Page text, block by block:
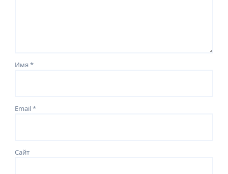
Имя*
Email*
Сайт